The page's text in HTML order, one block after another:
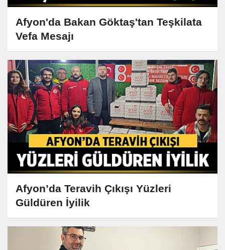
Afyon'da Bakan Göktaş'tan Teşkilata
Vefa Mesajı
Afyon’da Teravih Çıkışı Yüzleri
Güldüren İyilik